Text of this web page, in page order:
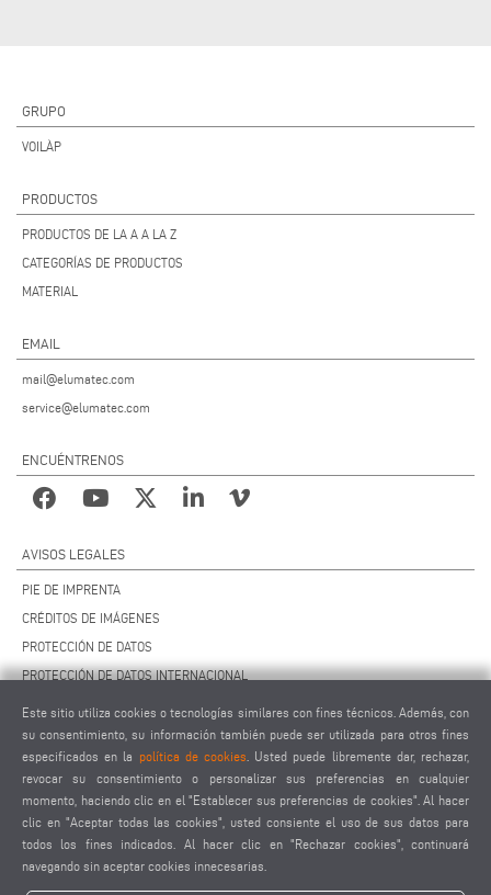
GRUPO
VOILÀP
PRODUCTOS
PRODUCTOS DE LA A A LA Z
CATEGORÍAS DE PRODUCTOS
MATERIAL
EMAIL
mail@elumatec.com
service@elumatec.com
ENCUÉNTRENOS
AVISOS LEGALES
PIE DE IMPRENTA
CRÉDITOS DE IMÁGENES
PROTECCIÓN DE DATOS
PROTECCIÓN DE DATOS INTERNACIONAL
CONTRATO DE MANTENIMIENTO REMOTO
AJUSTES DE COOKIES
CÓDIGO DE CONDUCTA PARA PROVEEDORES
Este sitio utiliza cookies o tecnologías similares con fines técnicos. Además, con
su consentimiento, su información también puede ser utilizada para otros fines
especificados en la
política de cookies . Usted puede libremente dar, rechazar,
revocar su consentimiento o personalizar sus preferencias en cualquier
momento, haciendo clic en el "Establecer sus preferencias de cookies". Al hacer
clic en "Aceptar todas las cookies", usted consiente el uso de sus datos para
todos los fines indicados. Al hacer clic en "Rechazar cookies", continuará
navegando sin aceptar cookies innecesarias.